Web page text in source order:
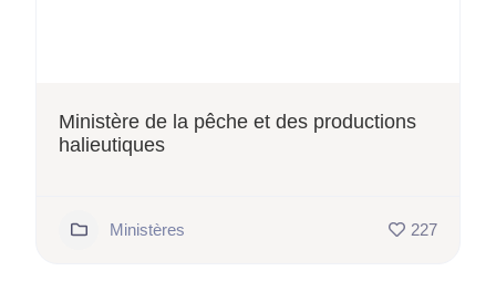
Ministère de la pêche et des productions
halieutiques
Ministères 227